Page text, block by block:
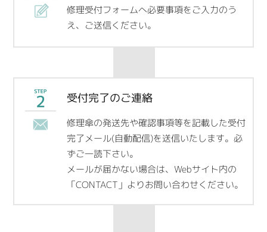
修理受付フォームへ必要事項をご入力のう
え、ご送信ください。
受付完了のご連絡
修理傘の発送先や確認事項等を記載した受付
完了メール(自動配信)を送信いたします。必
ずご一読下さい。
メールが届かない場合は、Webサイト内の
「CONTACT」よりお問い合わせください。